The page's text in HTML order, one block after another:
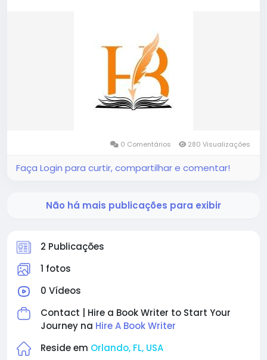
2 Publicações
1 fotos
0 Vídeos
Contact | Hire a Book Writer to Start Your
Journey na Hire A Book Writer
Reside em Orlando, FL, USA
0 Comentários 280 Visualizações
Faça Login para curtir, compartilhar e comentar!
Não há mais publicações para exibir